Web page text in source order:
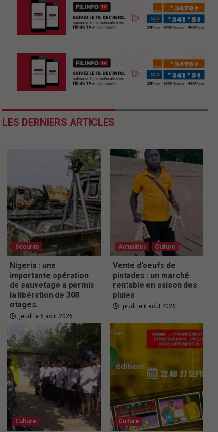
LES DERNIERS ARTICLES
Securite
Nigeria : une
importante opération
de sauvetage a permis
la libération de 308
otages.
jeudi le 6 août 2026
Actualités Culture
Vente d’oeufs de
pintades : un marché
rentable en saison des
pluies
jeudi le 6 août 2026
Culture Culture